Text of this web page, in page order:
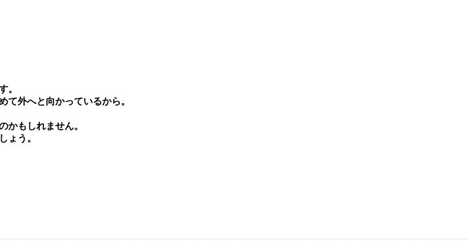
。
て外へと向かっているから。
かもしれません。
ょう。